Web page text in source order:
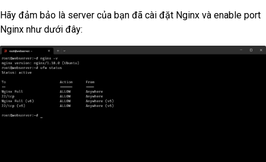
Hãy đảm bảo là server của bạn đã cài đặt Nginx và enable port
Nginx như dưới đây: